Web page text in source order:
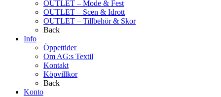
OUTLET – Mode & Fest
OUTLET – Scen & Idrott
OUTLET – Tillbehör & Skor
Back
Info
Öppettider
Om AG:s Textil
Kontakt
Köpvillkor
Back
Konto